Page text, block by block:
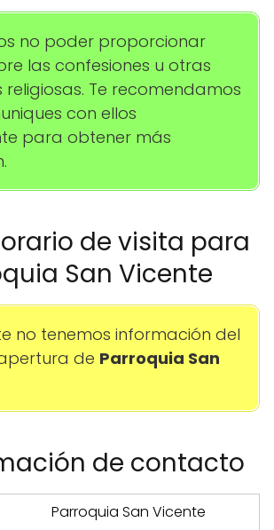
no poder proporcionar
las confesiones u otras
Te recomendamos
con ellos
para obtener más
de visita para
San Vicente
no tenemos información del
de Parroquia San
de contacto
Parroquia San Vicente